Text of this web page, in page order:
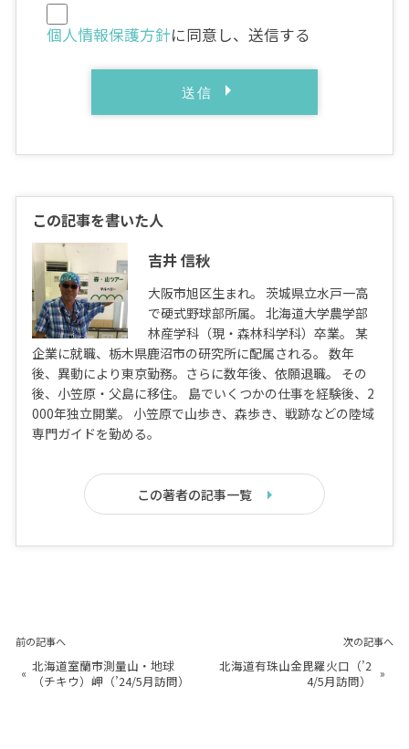
個人情報保護方針に同意し、送信する
この記事を書いた人
吉井 信秋
大阪市旭区生まれ。 茨城県立水戸一高
で硬式野球部所属。 北海道大学農学部
林産学科（現・森林科学科）卒業。 某
企業に就職、栃木県鹿沼市の研究所に配属される。 数年
後、異動により東京勤務。さらに数年後、依願退職。 その
後、小笠原・父島に移住。 島でいくつかの仕事を経験後、2
000年独立開業。 小笠原で山歩き、森歩き、戦跡などの陸域
専門ガイドを勤める。
この著者の記事一覧
前の記事へ
« 北海道室蘭市測量山・地球
（チキウ）岬（’24/5月訪問）
次の記事へ
北海道有珠山金毘羅火口（’2
4/5月訪問）
»